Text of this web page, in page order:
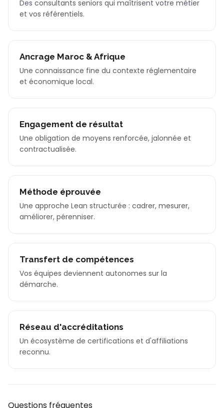
Des consultants seniors qui maîtrisent votre métier
et vos référentiels.
Ancrage Maroc & Afrique
Une connaissance fine du contexte réglementaire
et économique local.
Engagement de résultat
Une obligation de moyens renforcée, jalonnée et
contractualisée.
Méthode éprouvée
Une approche Lean structurée : cadrer, mesurer,
améliorer, pérenniser.
Transfert de compétences
Vos équipes deviennent autonomes sur la
démarche.
Réseau d'accréditations
Un écosystème de certifications et d'affiliations
reconnu.
Questions fréquentes